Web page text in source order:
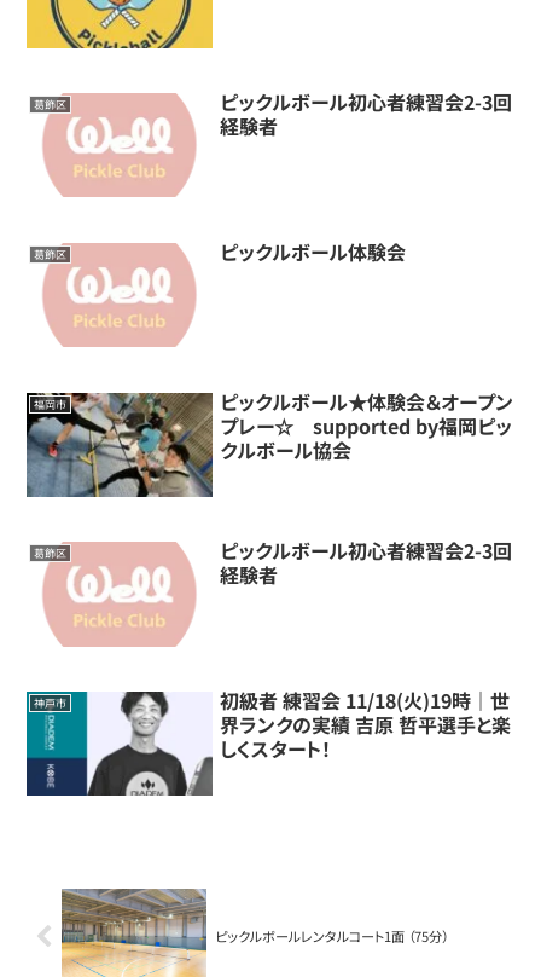
葛飾区
ピックルボール初心者練習会2-3回
経験者
葛飾区 ピックルボール体験会
福岡市
ピックルボール★体験会＆オープン
プレー☆ supported by福岡ピッ
クルボール協会
葛飾区
ピックルボール初心者練習会2-3回
経験者
神戸市
初級者 練習会 11/18(火)19時｜世
界ランクの実績 吉原 哲平選手と楽
しくスタート！
ピックルボールレンタルコート1面 （75分）